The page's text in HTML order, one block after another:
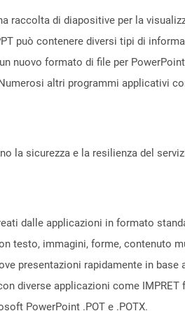
raccolta di diapositive per la
può contenere diversi tipi di
formato di file per
altri programmi applicativi
la sicurezza e la resilienza del
dalle applicazioni in formato
testo, immagini, forme, contenuto
presentazioni rapidamente in
diverse applicazioni come IMPRET
PowerPoint .POT e .POTX.